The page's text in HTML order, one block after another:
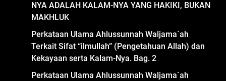
NYA ADALAH KALAM-NYA YANG HAKIKI, BUKAN
MAKHLUK
Perkataan Ulama Ahlussunnah Waljama`ah
Terkait Sifat “ilmullah” (Pengetahuan Allah) dan
Kekayaan serta Kalam-Nya. Bag. 2
Perkataan Ulama Ahlussunnah Waljama`ah